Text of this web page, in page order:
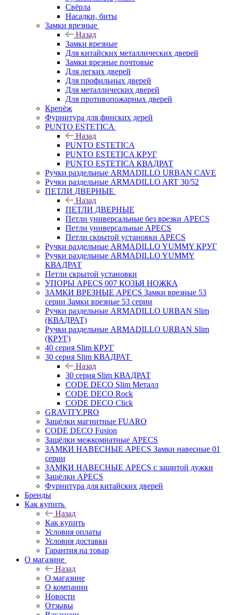
Свёрла
Насадки, биты
Замки врезные
Назад
Замки врезные
Для китайских металлических дверей
Замки врезные почтовые
Для легких дверей
Для профильных дверей
Для металлических дверей
Для противопожарных дверей
Крепёж
Фурнитура для финских дерей
PUNTO ESTETICA
Назад
PUNTO ESTETICA
PUNTO ESTETICA КРУГ
PUNTO ESTETICA КВАДРАТ
Ручки раздельные ARMADILLO URBAN CAVE
Ручки раздельные ARMADILLO ART 30/52
ПЕТЛИ ДВЕРНЫЕ
Назад
ПЕТЛИ ДВЕРНЫЕ
Петли универсальные без врезки APECS
Петли универсальные APECS
Петли скрытой установки APECS
Ручки раздельные ARMADILLO YUMMY КРУГ
Ручки раздельные ARMADILLO YUMMY
КВАДРАТ
Петли скрытой установки
УПОРЫ APECS 007 КОЗЬЯ НОЖКА
ЗАМКИ ВРЕЗНЫЕ APECS Замки врезные 53
серии Замки врезные 53 серии
Ручки раздельные ARMADILLO URBAN Slim
(КВАДРАТ)
Ручки раздельные ARMADILLO URBAN Slim
(КРУГ)
40 серия Slim КРУГ
30 серия Slim КВАДРАТ
Назад
30 серия Slim КВАДРАТ
CODE DECO Slim Металл
CODE DECO Rock
CODE DECO Click
GRAVITY.PRO
Защёлки магнитные FUARO
CODE DECO Fusion
Защёлки межкомнатные APECS
ЗАМКИ НАВЕСНЫЕ APECS Замки навесные 01
серии
ЗАМКИ НАВЕСНЫЕ APECS с защитой дужки
Защёлки APECS
Фурнитура для китайских дверей
Бренды
Как купить
Назад
Как купить
Условия оплаты
Условия доставки
Гарантия на товар
О магазине
Назад
О магазине
О компании
Новости
Отзывы